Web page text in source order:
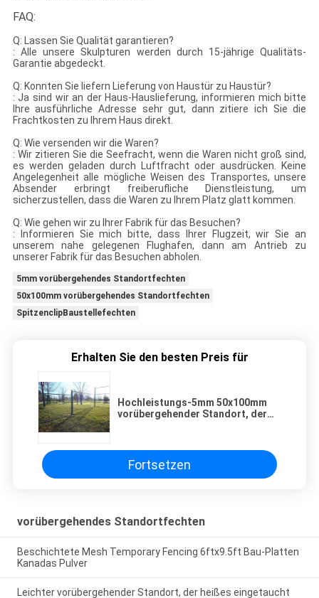
FAQ:
Q: Lassen Sie Qualität garantieren?
: Alle unsere Skulpturen werden durch 15-jährige Qualitäts-
Garantie abgedeckt.
Q: Konnten Sie liefern Lieferung von Haustür zu Haustür?
: Ja sind wir an der Haus-Hauslieferung, informieren mich bitte
Ihre ausführliche Adresse sehr gut, dann zitiere ich Sie die
Frachtkosten zu Ihrem Haus direkt.
Q: Wie versenden wir die Waren?
: Wir zitieren Sie die Seefracht, wenn die Waren nicht groß sind,
es werden geladen durch Luftfracht oder ausdrücken. Keine
Angelegenheit alle mögliche Weisen des Transportes, unsere
Absender erbringt freiberufliche Dienstleistung, um
sicherzustellen, dass die Waren zu Ihrem Platz glatt kommen.
Q: Wie gehen wir zu Ihrer Fabrik für das Besuchen?
: Informieren Sie mich bitte, dass Ihrer Flugzeit, wir Sie an
unserem nahe gelegenen Flughafen, dann am Antrieb zu
unserer Fabrik für das Besuchen abholen.
5mm vorübergehendes Standortfechten
50x100mm vorübergehendes Standortfechten
SpitzenclipBaustellefechten
Erhalten Sie den besten Preis für
Hochleistungs-5mm 50x100mm
vorübergehender Standort, der
Fortsetzen
vorübergehendes Standortfechten
Beschichtete Mesh Temporary Fencing 6ftx9.5ft Bau-Platten
Kanadas Pulver
Leichter vorübergehender Standort, der heißes eingetaucht